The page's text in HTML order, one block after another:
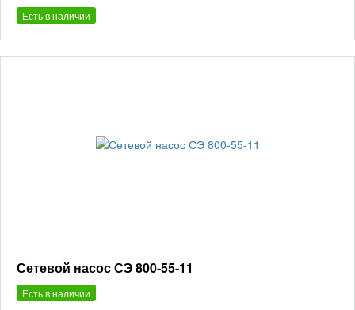
Есть в наличии
Сетевой насос СЭ 800-55-11
Есть в наличии